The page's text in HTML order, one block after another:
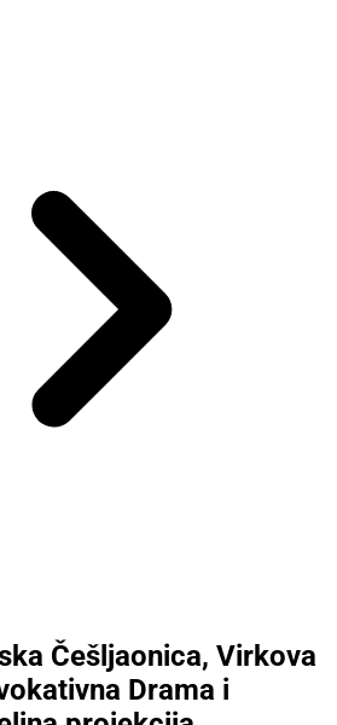
Češljaonica, Virkova
Drama i